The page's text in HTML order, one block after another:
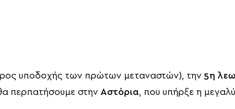
υποδοχής των πρώτων μεταναστών), την 5η
περπατήσουμε στην Αστόρια , που υπήρξε η